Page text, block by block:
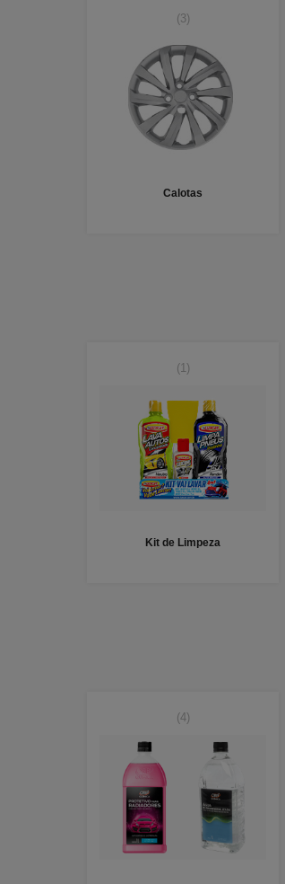
(3)
Calotas
(1)
Kit de Limpeza
(4)